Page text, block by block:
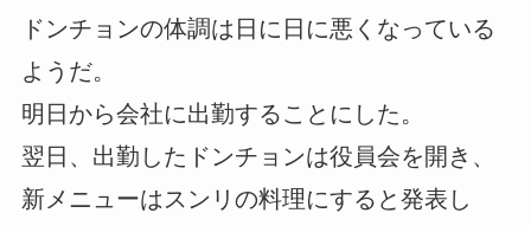
ドンチョンの体調は日に日に悪くなっている
ようだ。
明日から会社に出勤することにした。
翌日、出勤したドンチョンは役員会を開き、
新メニューはスンリの料理にすると発表し